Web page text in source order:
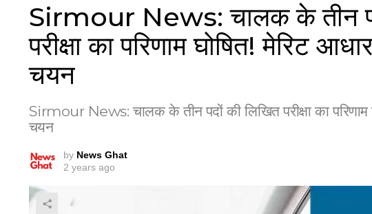
Sirmour News: चालक के तीन
परीक्षा का परिणाम घोषित! मेरिट
चयन
Sirmour News: चालक के तीन पदों की लिखित परीक्षा का परिणाम
चयन
by News Ghat
2 years ago